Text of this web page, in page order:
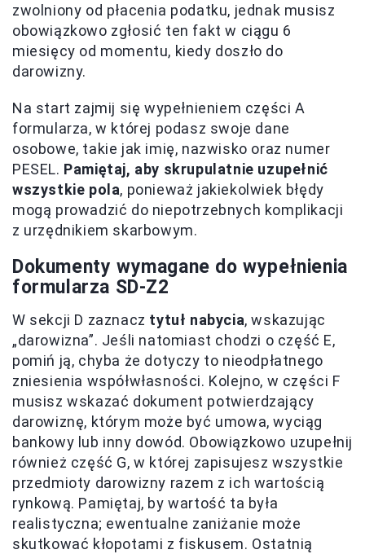
zwolniony od płacenia podatku, jednak musisz
obowiązkowo zgłosić ten fakt w ciągu 6
miesięcy od momentu, kiedy doszło do
darowizny.
Na start zajmij się wypełnieniem części A
formularza, w której podasz swoje dane
osobowe, takie jak imię, nazwisko oraz numer
PESEL. Pamiętaj, aby skrupulatnie uzupełnić
wszystkie pola, ponieważ jakiekolwiek błędy
mogą prowadzić do niepotrzebnych komplikacji
z urzędnikiem skarbowym.
Dokumenty wymagane do wypełnienia
formularza SD-Z2
W sekcji D zaznacz tytuł nabycia, wskazując
„darowizna”. Jeśli natomiast chodzi o część E,
pomiń ją, chyba że dotyczy to nieodpłatnego
zniesienia współwłasności. Kolejno, w części F
musisz wskazać dokument potwierdzający
darowiznę, którym może być umowa, wyciąg
bankowy lub inny dowód. Obowiązkowo uzupełnij
również część G, w której zapisujesz wszystkie
przedmioty darowizny razem z ich wartością
rynkową. Pamiętaj, by wartość ta była
realistyczna; ewentualne zaniżanie może
skutkować kłopotami z fiskusem. Ostatnią